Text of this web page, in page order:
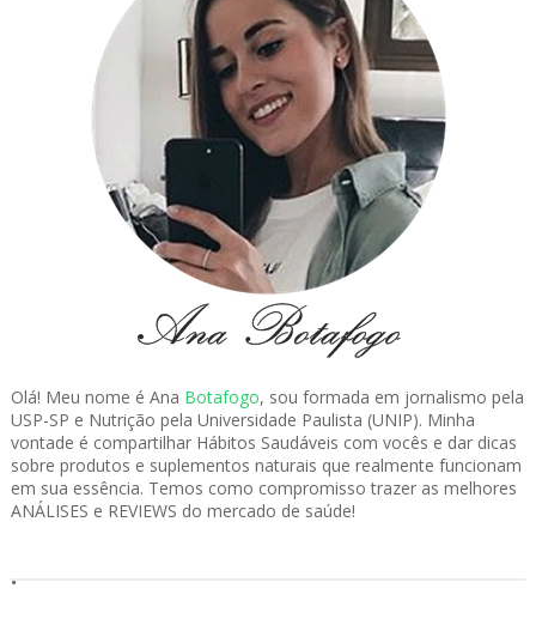
Olá! Meu nome é Ana Botafogo, sou formada em jornalismo pela
USP-SP e Nutrição pela Universidade Paulista (UNIP). Minha
vontade é compartilhar Hábitos Saudáveis com vocês e dar dicas
sobre produtos e suplementos naturais que realmente funcionam
em sua essência. Temos como compromisso trazer as melhores
ANÁLISES e REVIEWS do mercado de saúde!
.